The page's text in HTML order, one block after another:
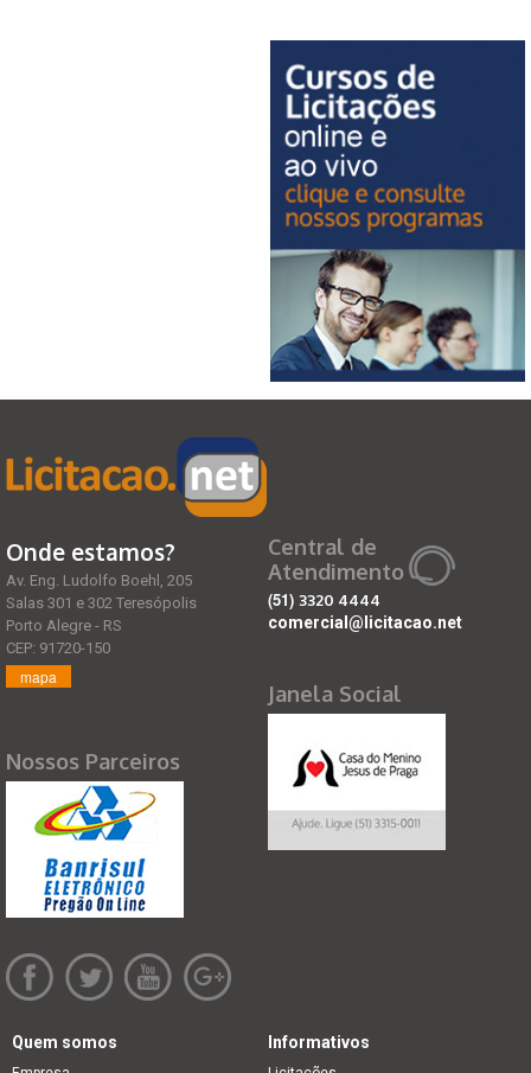
Onde estamos?
Av. Eng. Ludolfo Boehl, 205
Salas 301 e 302 Teresópolis
Porto Alegre - RS
CEP: 91720-150
mapa
Nossos Parceiros
Central de
Atendimento
(51) 3320 4444
comercial@licitacao.net
Janela Social
Quem somos Informativos